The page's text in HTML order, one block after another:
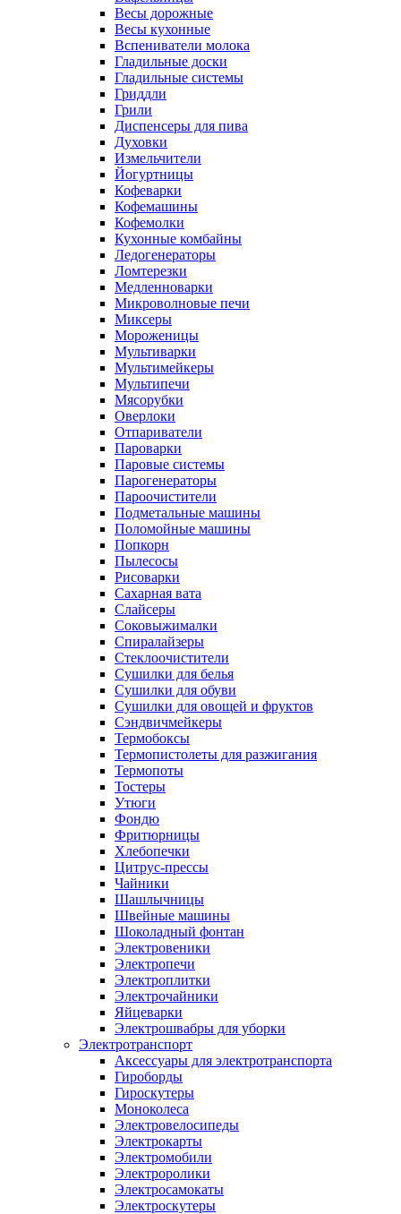
Весы дорожные
Весы кухонные
Вспениватели молока
Гладильные доски
Гладильные системы
Гриддли
Грили
Диспенсеры для пива
Духовки
Измельчители
Йогуртницы
Кофеварки
Кофемашины
Кофемолки
Кухонные комбайны
Ледогенераторы
Ломтерезки
Медленноварки
Микроволновые печи
Миксеры
Мороженицы
Мультиварки
Мультимейкеры
Мультипечи
Мясорубки
Оверлоки
Отпариватели
Пароварки
Паровые системы
Парогенераторы
Пароочистители
Подметальные машины
Поломойные машины
Попкорн
Пылесосы
Рисоварки
Сахарная вата
Слайсеры
Соковыжималки
Спиралайзеры
Стеклоочистители
Сушилки для белья
Сушилки для обуви
Сушилки для овощей и фруктов
Сэндвичмейкеры
Термобоксы
Термопистолеты для разжигания
Термопоты
Тостеры
Утюги
Фондю
Фритюрницы
Хлебопечки
Цитрус-прессы
Чайники
Шашлычницы
Швейные машины
Шоколадный фонтан
Электровеники
Электропечи
Электроплитки
Электрочайники
Яйцеварки
Электрошвабры для уборки
Электротранспорт
Аксессуары для электротранспорта
Гироборды
Гироскутеры
Моноколеса
Электровелосипеды
Электрокарты
Электромобили
Электроролики
Электросамокаты
Электроскутеры